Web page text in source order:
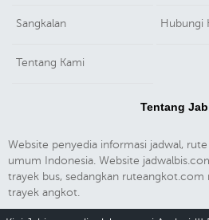
Sangkalan Hubungi
Tentang Kami
Tentang
Website penyedia informasi jadwal,
umum Indonesia. Website
trayek bus, sedangkan ruteangkot.com
trayek angkot.